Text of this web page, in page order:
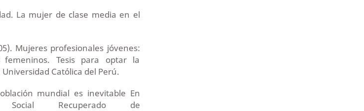
La mujer de clase media en el
Mujeres profesionales jóvenes:
Tesis para optar la
Católica del Perú.
mundial es inevitable En
Social Recuperado de